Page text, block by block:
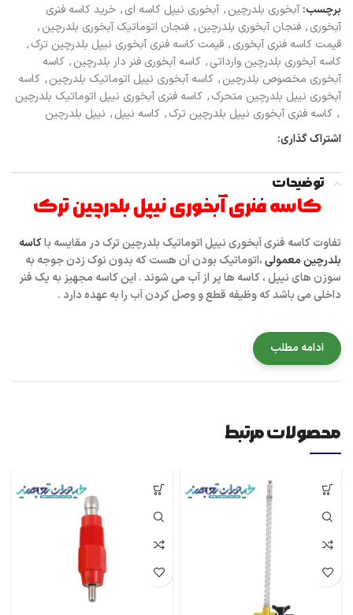
برچسب: آبخوری بلدرچین, آبخوری نیپل کاسه ای, خرید کاسه فنری
آبخوری, فنجان آبخوری بلدرچین, فنجان اتوماتیک آبخوری بلدرچین,
قیمت کاسه فنری آبخوری, قیمت کاسه فنری آبخوری نیپل بلدرچین ترک,
کاسه آبخوری بلدرچین وارداتی, کاسه آبخوری فنر دار بلدرچین, کاسه
آبخوری مخصوص بلدرچین, کاسه آبخوری نیپل اتوماتیک بلدرچین, کاسه
آبخوری نیپل بلدرچین متحرک, کاسه فنری آبخوری نیپل اتوماتیک بلدرچین
, کاسه فنری آبخوری نیپل بلدرچین ترک, کاسه نیپل, نیپل بلدرچین
اشتراک گذاری:
توضیحات
کاسه فنری آبخوری نیپل بلدرچین ترک
تفاوت کاسه فنری آبخوری نیپل اتوماتیک بلدرچین ترکدر مقایسه باکاسه
بلدرچین معمولی،اتوماتیک بودن آن هست که بدون نوک زدن جوجه به
سوزن های نیپل ، کاسه ها پر از آب می شوند . این کاسه مجهیز به یک فنر
داخلی می باشد که وظیفه قطع و وصل کردن آب را به عهده دارد .
ادامه مطلب